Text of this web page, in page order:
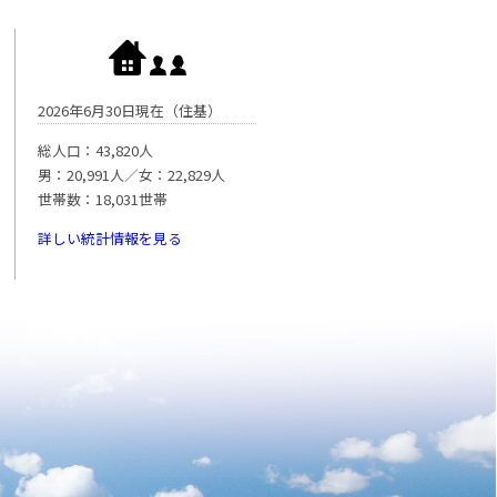
2026年6月30日現在（住基）
総人口：43,820人
男：20,991人／女：22,829人
世帯数：18,031世帯
詳しい統計情報を見る